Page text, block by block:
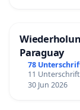
Paraguay
78
11
30 Jun 2026